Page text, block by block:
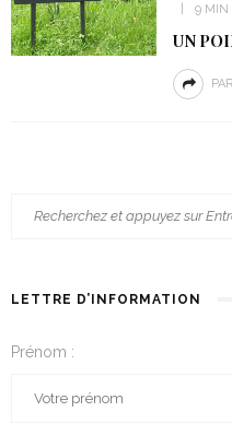
9 MIN
UN
LETTRE D’INFORMATION
Prénom :